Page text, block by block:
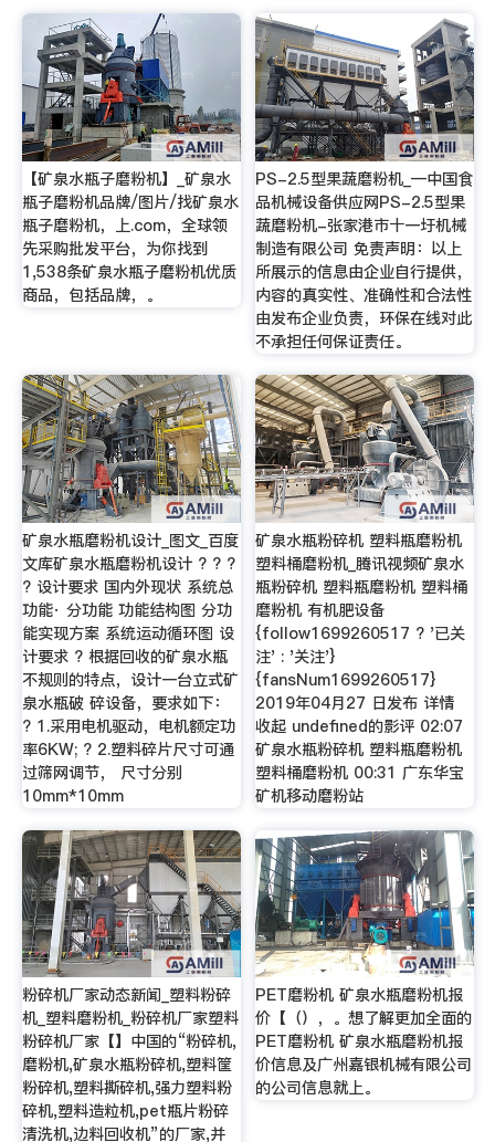
【矿泉水瓶子磨粉机】_矿泉水
瓶子磨粉机品牌/图片/找矿泉水
瓶子磨粉机，上.com，全球领
先采购批发平台，为你找到
1,538条矿泉水瓶子磨粉机优质
商品，包括品牌，。
PS-2.5型果蔬磨粉机_—中国食
品机械设备供应网PS-2.5型果
蔬磨粉机-张家港市十一圩机械
制造有限公司 免责声明：以上
所展示的信息由企业自行提供，
内容的真实性、准确性和合法性
由发布企业负责，环保在线对此
不承担任何保证责任。
矿泉水瓶磨粉机设计_图文_百度
文库矿泉水瓶磨粉机设计 ? ? ?
? 设计要求 国内外现状 系统总
功能· 分功能 功能结构图 分功
能实现方案 系统运动循环图 设
计要求 ? 根据回收的矿泉水瓶
不规则的特点，设计一台立式矿
泉水瓶破 碎设备，要求如下：
? 1.采用电机驱动，电机额定功
率6KW; ? 2.塑料碎片尺寸可通
过筛网调节， 尺寸分别
10mm*10mm
矿泉水瓶粉碎机 塑料瓶磨粉机
塑料桶磨粉机_腾讯视频矿泉水
瓶粉碎机 塑料瓶磨粉机 塑料桶
磨粉机 有机肥设备
{follow1699260517 ? '已关
注' : '关注'}
{fansNum1699260517}
2019年04月27 日发布 详情
收起 undefined的影评 02:07
矿泉水瓶粉碎机 塑料瓶磨粉机
塑料桶磨粉机 00:31 广东华宝
矿机移动磨粉站
粉碎机厂家动态新闻_塑料粉碎
机_塑料磨粉机_粉碎机厂家塑料
粉碎机厂家【】中国的“粉碎机,
磨粉机,矿泉水瓶粉碎机,塑料筐
粉碎机,塑料撕碎机,强力塑料粉
碎机,塑料造粒机,pet瓶片粉碎
清洗机,边料回收机”的厂家,并
PET磨粉机 矿泉水瓶磨粉机报
价【（），。想了解更加全面的
PET磨粉机 矿泉水瓶磨粉机报
价信息及广州嘉银机械有限公司
的公司信息就上。